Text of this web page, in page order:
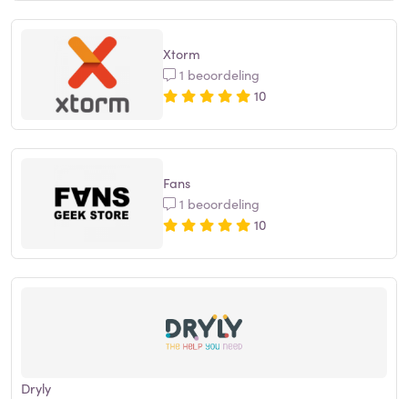
Xtorm
1 beoordeling
10
Fans
1 beoordeling
10
Dryly